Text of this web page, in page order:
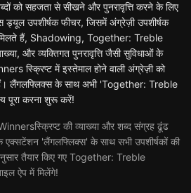
को सहजता से सीखने और पुनरावृत्ति करने के लिए
ड्यूल उपशीर्षक फीचर, जिसमें अंग्रेज़ी उपशीर्षक
मिलते हैं, Shadowing, Together: Treble
और व्यक्तिगत पुनरावृत्ति जैसी सुविधाओं के
स्क्रिप्ट में इस्तेमाल होने वाली अंग्रेज़ी को
लैंगलफ्लिक्स के साथ अभी 'Together: Treble
पूरा करना शुरू करें!
की व्याख्या और शब्द संग्रह ढूंढ
एक्सटेंशन 'लैंगलफ्लिक्स' के साथ सभी उपशीर्षकों की
तैयार किए गए Together: Treble
ऐप में मिलेंगे!